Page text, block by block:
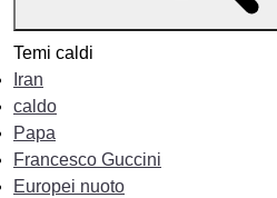
Temi caldi
Iran
caldo
Papa
Francesco Guccini
Europei nuoto